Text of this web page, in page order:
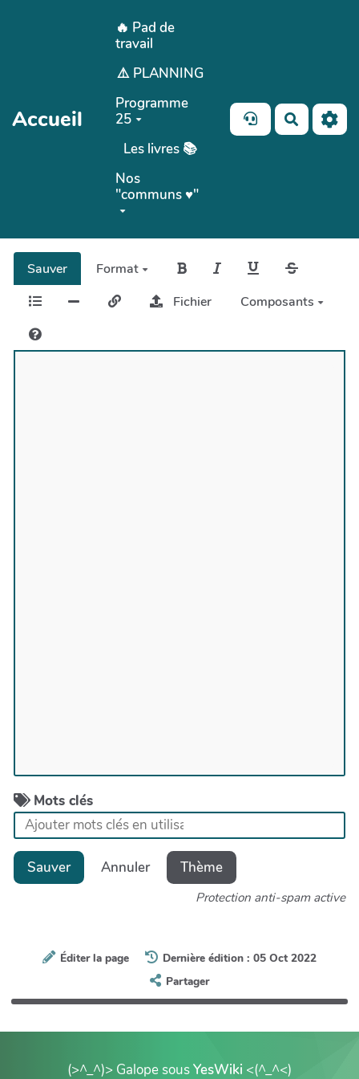
Aller au contenu principal
Accueil
🔥 Pad de
travail
⚠️ PLANNING
Programme
25
Les livres 📚
Nos
"communs ♥️"
Sauver
Format
Fichier
Composants
Mots clés
Sauver Annuler Thème
Protection anti-spam active
Éditer la page
Dernière édition : 05 Oct 2022
Partager
(>^_^)> Galope sousYesWiki <(^_^<)